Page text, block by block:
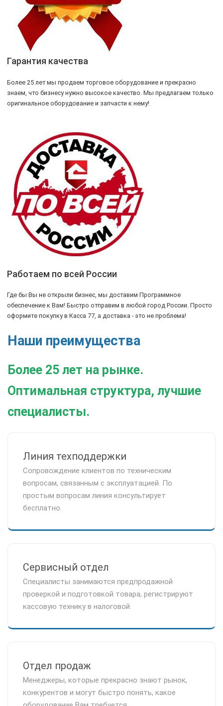
Гарантия качества
Более 25 лет мы продаем торговое оборудование и прекрасно
знаем, что бизнесу нужно высокое качество. Мы предлагаем только
оригинальное оборудование и запчасти к нему!
Работаем по всей России
Где бы Вы не открыли бизнес, мы доставим Программное
обеспечение к Вам! Быстро отправим в любой город России. Просто
оформите покупку в Касса 77, а доставка - это не проблема!
Наши преимущества
Более 25 лет на рынке.
Оптимальная структура, лучшие
специалисты.
Линия техподдержки
Сопровождение клиентов по техническим
вопросам, связанным с эксплуатацией. По
простым вопросам линия консультирует
бесплатно.
Сервисный отдел
Специалисты занимаются предпродажной
проверкой и подготовкой товара, регистрируют
кассовую технику в налоговой.
Отдел продаж
Менеджеры, которые прекрасно знают рынок,
конкурентов и могут быстро понять, какое